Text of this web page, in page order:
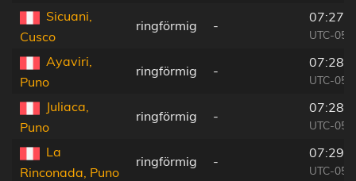
Sicuani,
Cusco
ringförmig -
UTC-
Ayaviri,
Puno
ringförmig -
UTC-
Juliaca,
Puno
ringförmig -
UTC-
La
Rinconada, Puno
ringförmig -
UTC-